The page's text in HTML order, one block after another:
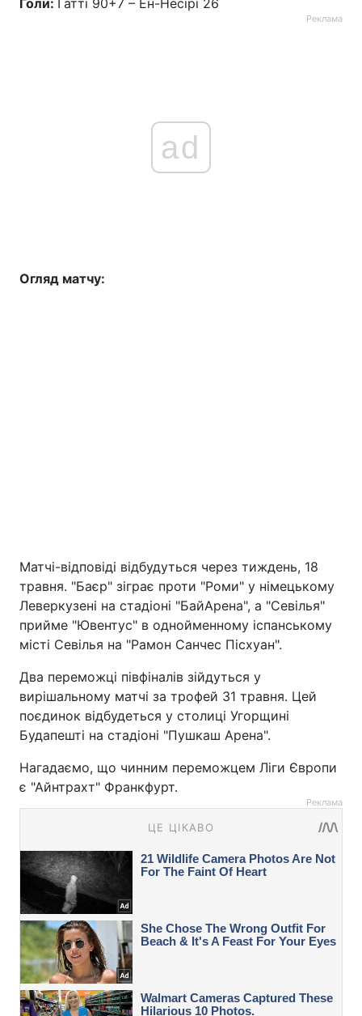
Реклама
ad
Огляд матчу:
Матчі-відповіді відбудуться через тиждень, 18
травня. "Баєр" зіграє проти "Роми" у німецькому
Леверкузені на стадіоні "БайАрена", а "Севілья"
прийме "Ювентус" в однойменному іспанському
місті Севілья на "Рамон Санчес Пісхуан".
Два переможці півфіналів зійдуться у
вирішальному матчі за трофей 31 травня. Цей
поєдинок відбудеться у столиці Угорщині
Будапешті на стадіоні "Пушкаш Арена".
Нагадаємо, що чинним переможцем Ліги Європи
є "Айнтрахт" Франкфурт.
Реклама